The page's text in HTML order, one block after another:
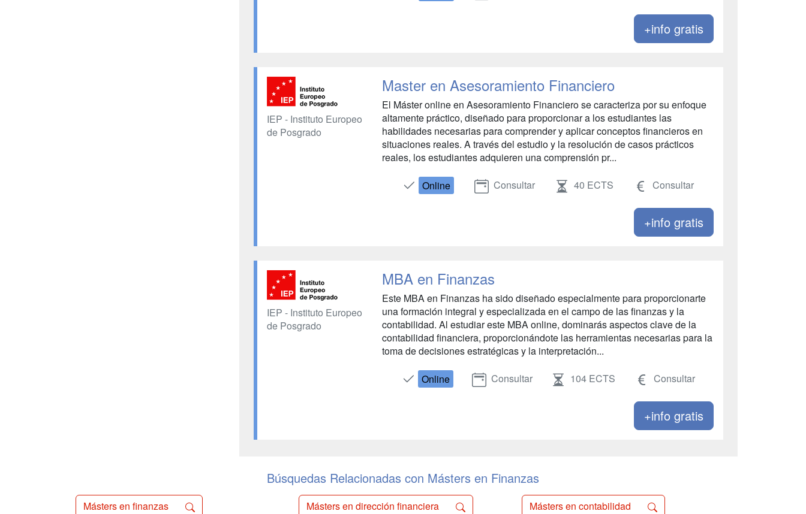
+info gratis
IEP - Instituto Europeo
de Posgrado
Master en Asesoramiento Financiero
El Máster online en Asesoramiento Financiero se caracteriza por su enfoque
altamente práctico, diseñado para proporcionar a los estudiantes las
habilidades necesarias para comprender y aplicar conceptos financieros en
situaciones reales. A través del estudio y la resolución de casos prácticos
reales, los estudiantes adquieren una comprensión pr...
Online Consultar 40 ECTS Consultar
+info gratis
IEP - Instituto Europeo
de Posgrado
MBA en Finanzas
Este MBA en Finanzas ha sido diseñado especialmente para proporcionarte
una formación integral y especializada en el campo de las finanzas y la
contabilidad. Al estudiar este MBA online, dominarás aspectos clave de la
contabilidad financiera, proporcionándote las herramientas necesarias para la
toma de decisiones estratégicas y la interpretación...
Online Consultar 104 ECTS Consultar
+info gratis
Búsquedas Relacionadas con Másters en Finanzas
Másters en finanzas Másters en dirección financiera
Másters en contabilidad